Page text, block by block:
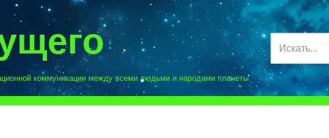
коммуникации между всеми людьми и народами планеты